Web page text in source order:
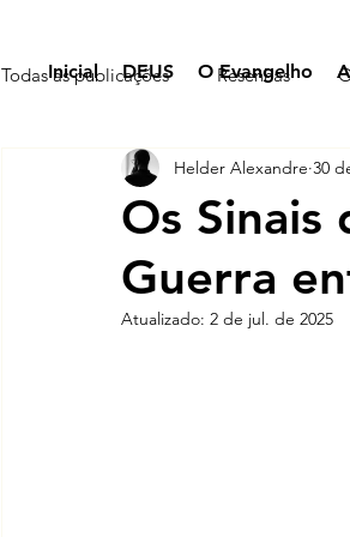
Inicial DEUS O Evangelho
Todas as publicações Resenhas
Evangelismo
Os Sinais
Guerra
Helder Alexandre 30
Atualizado: 2 de jul. de 2025